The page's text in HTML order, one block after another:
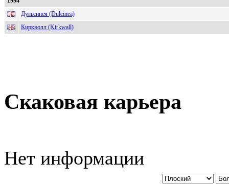
Дульсинея (Dulcinea)
Киркволл (Kirkwall)
Скаковая карьера
Нет информации